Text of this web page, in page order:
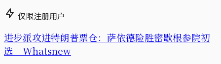
仅限注册用户
进步派攻进特朗普票仓：萨依德险胜密歇根参院初
选｜Whatsnew